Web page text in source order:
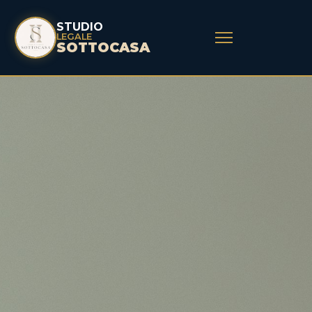
STUDIO
LEGALE
SOTTOCASA